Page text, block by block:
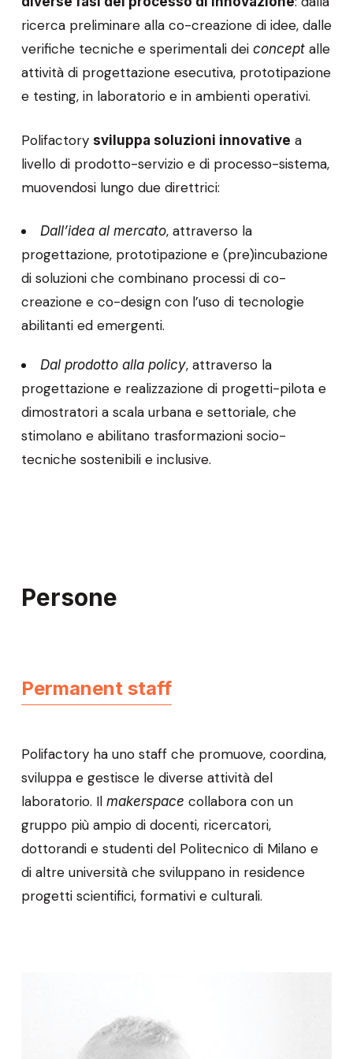
ricerca preliminare alla co-creazione di idee, dalle
verifiche tecniche e sperimentali dei conceptalle
attività di progettazione esecutiva, prototipazione
e testing, in laboratorio e in ambienti operativi.
Polifactory sviluppa soluzioni innovative a
livello di prodotto-servizio e di processo-sistema,
muovendosi lungo due direttrici:
Dall’idea al mercato, attraverso la
progettazione, prototipazione e (pre)incubazione
di soluzioni che combinano processi di co-
creazione e co-design con l’uso di tecnologie
abilitanti ed emergenti.
Dal prodotto alla policy, attraverso la
progettazione e realizzazione di progetti-pilota e
dimostratori a scala urbana e settoriale, che
stimolano e abilitano trasformazioni socio-
tecniche sostenibili e inclusive.
Persone
Permanent staff
Polifactory ha uno staff che promuove, coordina,
sviluppa e gestisce le diverse attività del
laboratorio. Il makerspace collabora con un
gruppo più ampio di docenti, ricercatori,
dottorandi e studenti del Politecnico di Milano e
di altre università che sviluppano in residence
progetti scientifici, formativi e culturali.